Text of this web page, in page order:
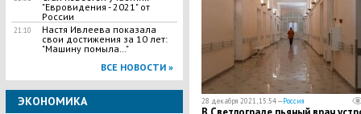
"Евровидения - 2021" от
России
21:10
Настя Ивлеева показала
свои достижения за 10 лет:
"Машину помыла…"
ВСЕ НОВОСТИ »
ЭКОНОМИКА 28 декабря 2021, 15:54 —Россия